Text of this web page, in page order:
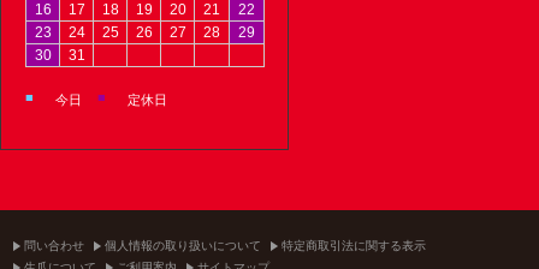
16
17 18 19 20 21
22
23
24 25 26 27 28
29
30
31
■ 今日 ■ 定休日
問い合わせ 個人情報の取り扱いについて
特定商取引法に関する表示